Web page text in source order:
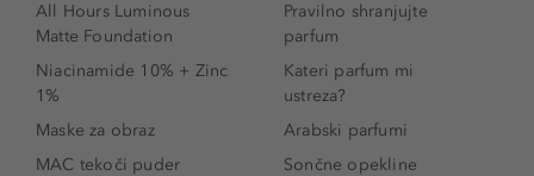
All Hours Luminous
Matte Foundation
Niacinamide 10% + Zinc
1%
Maske za obraz
MAC tekoči puder
Pravilno shranjujte
parfum
Kateri parfum mi
ustreza?
Arabski parfumi
Sončne opekline